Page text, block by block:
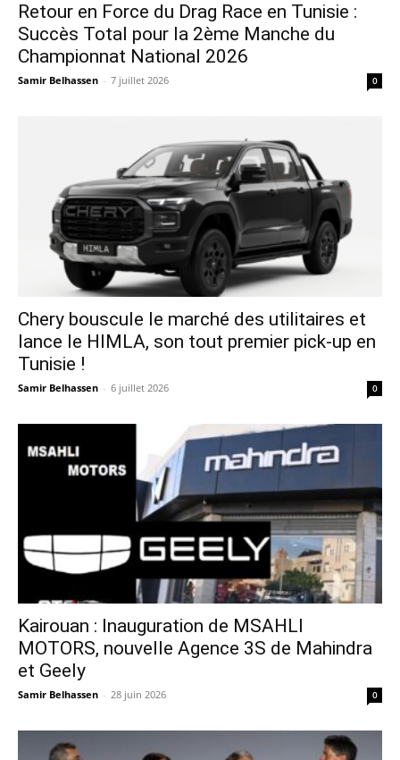
Retour en Force du Drag Race en Tunisie :
Succès Total pour la 2ème Manche du
Championnat National 2026
Samir Belhassen - 7 juillet 2026 0
Chery bouscule le marché des utilitaires et
lance le HIMLA, son tout premier pick-up en
Tunisie !
Samir Belhassen - 6 juillet 2026 0
Kairouan : Inauguration de MSAHLI
MOTORS, nouvelle Agence 3S de Mahindra
et Geely
Samir Belhassen - 28 juin 2026 0